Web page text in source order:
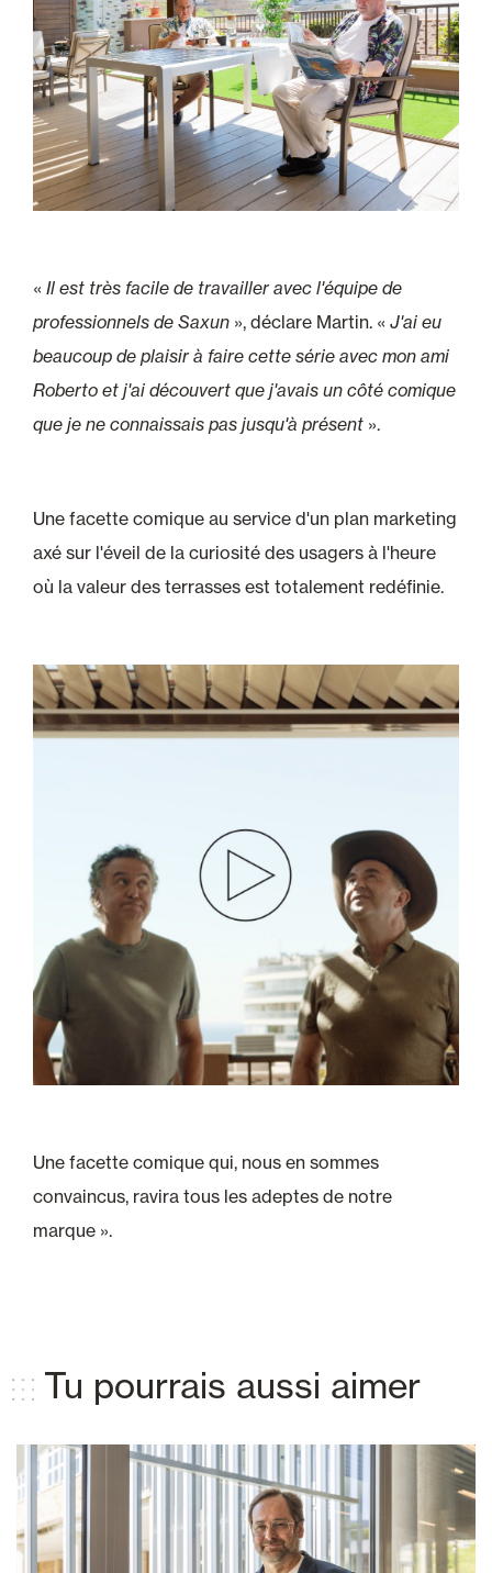
« Il est très facile de travailler avec l'équipe de
professionnels de Saxun », déclare Martin. « J'ai eu
beaucoup de plaisir à faire cette série avec mon ami
Roberto et j'ai découvert que j'avais un côté comique
que je ne connaissais pas jusqu'à présent ».
Une facette comique au service d'un plan marketing
axé sur l'éveil de la curiosité des usagers à l'heure
où la valeur des terrasses est totalement redéfinie.
Une facette comique qui, nous en sommes
convaincus, ravira tous les adeptes de notre
marque ».
Tu pourrais aussi aimer